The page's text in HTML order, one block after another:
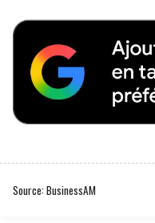
Source: BusinessAM